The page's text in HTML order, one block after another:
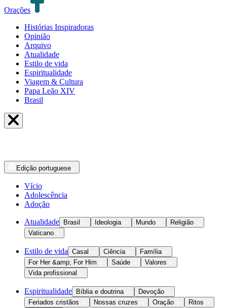
Orações
Histórias Inspiradoras
Opinião
Arquivo
Atualidade
Estilo de vida
Espiritualidade
Viagem & Cultura
Papa Leão XIV
Brasil
Edição portuguese
Vício
Adolescência
Adoção
Atualidade Brasil Ideologia Mundo
Religião
Vaticano
Estilo de vida Casal Ciência
Família
For Her &amp; For Him
Saúde
Valores
Vida profissional
Espiritualidade Bíblia e doutrina
Devoção
Feriados cristãos
Nossas cruzes Oração
Ritos